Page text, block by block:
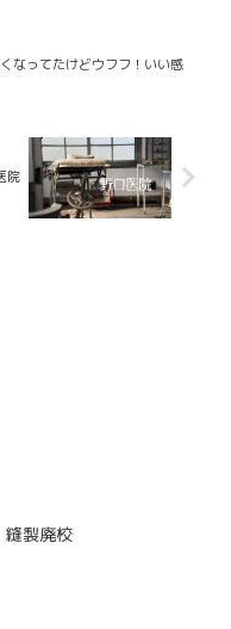
なってたけどウフフ！いい感
院
縫製廃校